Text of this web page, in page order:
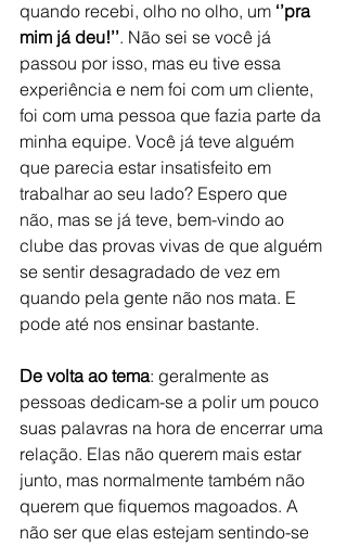
quando recebi, olho no olho, um ‘’pra
mim já deu!’’. Não sei se você já
passou por isso, mas eu tive essa
experiência e nem foi com um cliente,
foi com uma pessoa que fazia parte da
minha equipe. Você já teve alguém
que parecia estar insatisfeito em
trabalhar ao seu lado? Espero que
não, mas se já teve, bem-vindo ao
clube das provas vivas de que alguém
se sentir desagradado de vez em
quando pela gente não nos mata. E
pode até nos ensinar bastante.
De volta ao tema: geralmente as
pessoas dedicam-se a polir um pouco
suas palavras na hora de encerrar uma
relação. Elas não querem mais estar
junto, mas normalmente também não
querem que fiquemos magoados. A
não ser que elas estejam sentindo-se